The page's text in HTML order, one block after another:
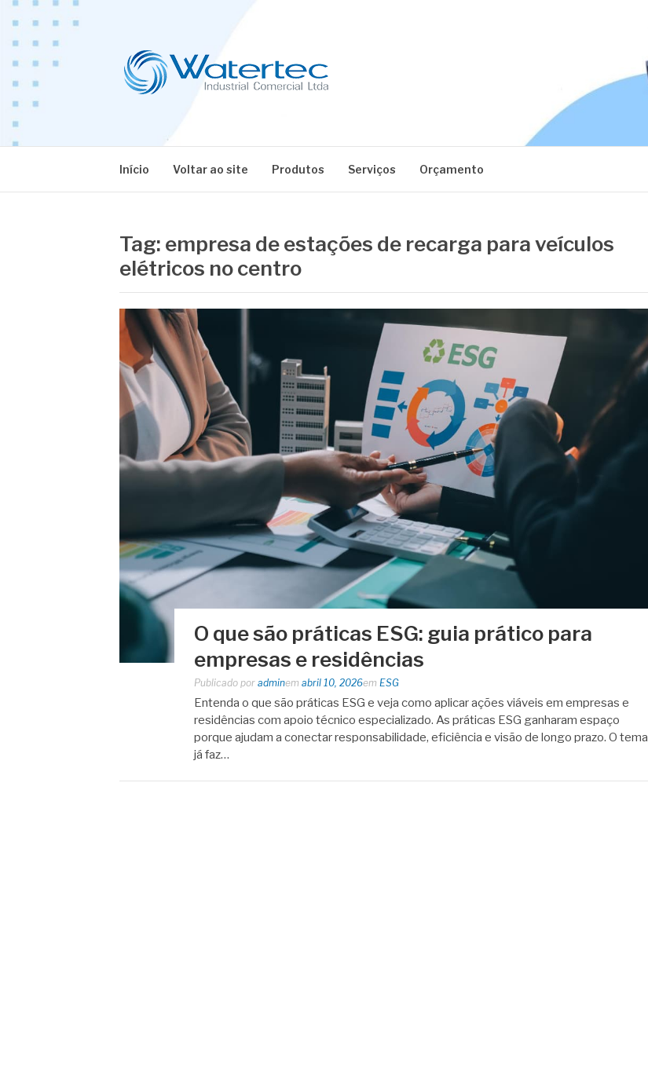
Pular
para
conteúdo
Início Voltar ao site Produtos Serviços Orçamento
Tag: empresa de estações de recarga para veículos
elétricos no centro
O que são práticas ESG: guia prático para
empresas e residências
Publicado por adminem abril 10, 2026em ESG
Entenda o que são práticas ESG e veja como aplicar ações viáveis em empresas e
residências com apoio técnico especializado. As práticas ESG ganharam espaço
porque ajudam a conectar responsabilidade, eficiência e visão de longo prazo. O tema
já faz…